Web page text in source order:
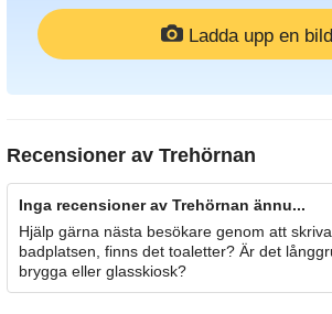
Ladda upp en bild
Recensioner av Trehörnan
Inga recensioner av Trehörnan ännu...
Hjälp gärna nästa besökare genom att
badplatsen, finns det toaletter? Är det
brygga eller glasskiosk?